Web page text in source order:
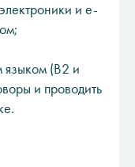
и e-
языком (B2 и
и проводить